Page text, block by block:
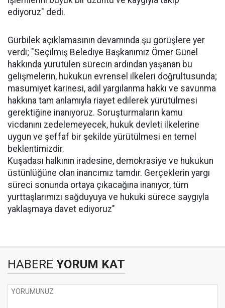
ediyoruz" dedi.
Gürbilek açıklamasının devamında şu görüşlere yer
verdi; "Seçilmiş Belediye Başkanımız Ömer Günel
hakkında yürütülen sürecin ardından yaşanan bu
gelişmelerin, hukukun evrensel ilkeleri doğrultusunda;
masumiyet karinesi, adil yargılanma hakkı ve savunma
hakkına tam anlamıyla riayet edilerek yürütülmesi
gerektiğine inanıyoruz. Soruşturmaların kamu
vicdanını zedelemeyecek, hukuk devleti ilkelerine
uygun ve şeffaf bir şekilde yürütülmesi en temel
beklentimizdir.
Kuşadası halkının iradesine, demokrasiye ve hukukun
üstünlüğüne olan inancımız tamdır. Gerçeklerin yargı
süreci sonunda ortaya çıkacağına inanıyor, tüm
yurttaşlarımızı sağduyuya ve hukuki sürece saygıyla
yaklaşmaya davet ediyoruz"
HABERE YORUM KAT